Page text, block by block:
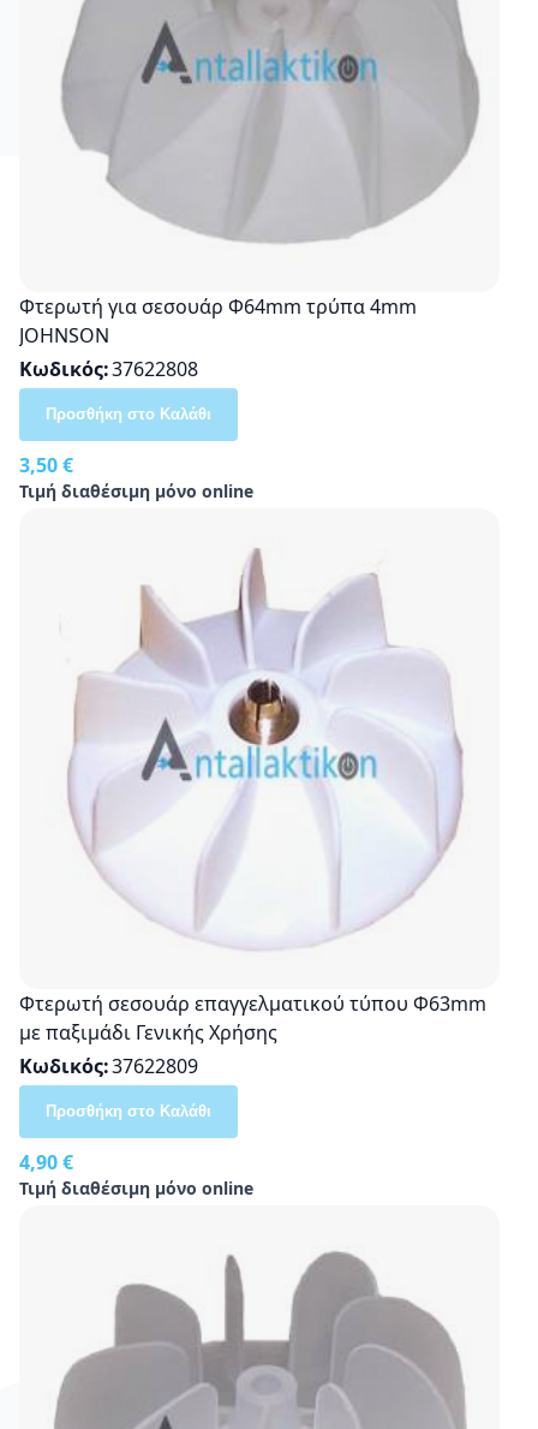
Φτερωτή για σεσουάρ Φ64mm τρύπα 4mm
JOHNSON
Κωδικός 37622808
3,50 €
Τιμή διαθέσιμη μόνο online
Προσθήκη στο Καλάθι
Φτερωτή σεσουάρ επαγγελματικού τύπου Φ63mm
με παξιμάδι Γενικής Χρήσης
Κωδικός 37622809
4,90 €
Τιμή διαθέσιμη μόνο online
Προσθήκη στο Καλάθι